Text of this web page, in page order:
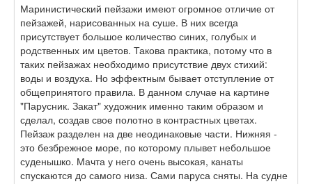
Маринистический пейзажи имеют огромное отличие от
пейзажей, нарисованных на суше. В них всегда
присутствует большое количество синих, голубых и
родственных им цветов. Такова практика, потому что в
таких пейзажах необходимо присутствие двух стихий:
воды и воздуха. Но эффектным бывает отступление от
общепринятого правила. В данном случае на картине
"Парусник. Закат" художник именно таким образом и
сделал, создав свое полотно в контрастных цветах.
Пейзаж разделен на две неодинаковые части. Нижняя -
это безбрежное море, по которому плывет небольшое
суденышко. Мачта у него очень высокая, канаты
спускаются до самого низа. Сами паруса сняты. На судне